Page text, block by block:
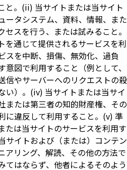
と。(ii) 当サイトまたは当サイト
ータシステム、資料、情報、また
スを行う、または試みること。
通じて提供されるサービスを利
スを中断、損傷、無効化、過負
図で利用すること（例として、
信やサーバーへのリクエストの殺
い）。(iv) 当サイトまたは当サイ
または第三者の知的財産権、その
に違反して利用すること。(v) 準
たは当サイトのサービスを利用す
サイトおよび（または）コンテン
アリング、解読、その他の方法で
てはならず、他者によるそのよう